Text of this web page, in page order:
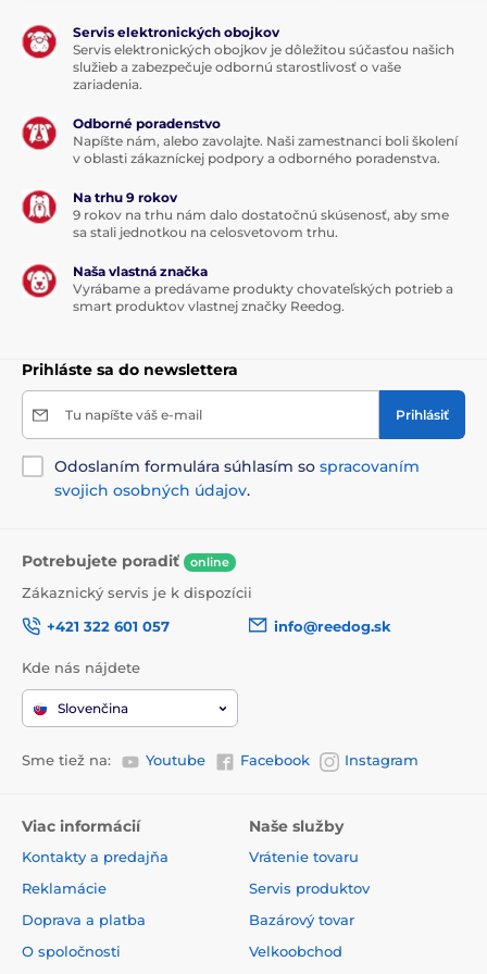
Servis elektronických obojkov
Servis elektronických obojkov je dôležitou súčasťou našich
služieb a zabezpečuje odbornú starostlivosť o vaše
zariadenia.
Odborné poradenstvo
Napíšte nám, alebo zavolajte. Naši zamestnanci boli školení
v oblasti zákazníckej podpory a odborného poradenstva.
Na trhu 9 rokov
9 rokov na trhu nám dalo dostatočnú skúsenosť, aby sme
sa stali jednotkou na celosvetovom trhu.
Naša vlastná značka
Vyrábame a predávame produkty chovateľských potrieb a
smart produktov vlastnej značky Reedog.
Prihláste sa do newslettera
Tu napíšte váš e-mail Prihlásiť
Odoslaním formulára súhlasím so spracovaním
svojich osobných údajov.
Potrebujete poradiť online
Zákaznický servis je k dispozícii
+421 322 601 057
info@reedog.sk
Kde nás nájdete
Slovenčina
Sme tiež na: Youtube Facebook Instagram
Viac informácií
Kontakty a predajňa
Reklamácie
Doprava a platba
O spoločnosti
Naše služby
Vrátenie tovaru
Servis produktov
Bazárový tovar
Velkoobchod